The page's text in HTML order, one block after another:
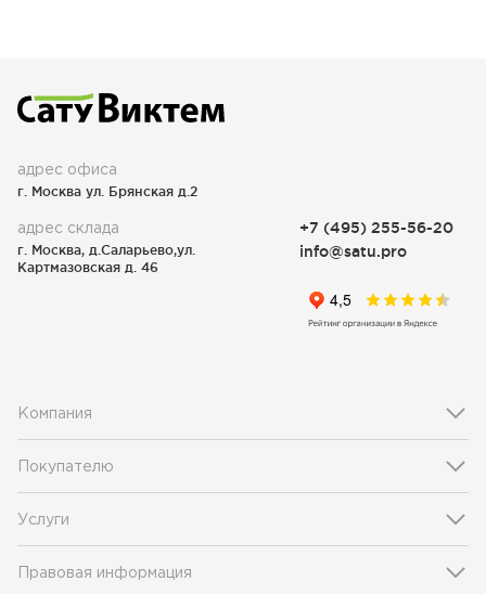
адрес офиса
г. Москва ул. Брянская д.2
адрес склада
г. Москва, д.Саларьево,ул.
Картмазовская д. 46
+7 (495) 255-56-20
info@satu.pro
Компания
Покупателю
Услуги
Правовая информация